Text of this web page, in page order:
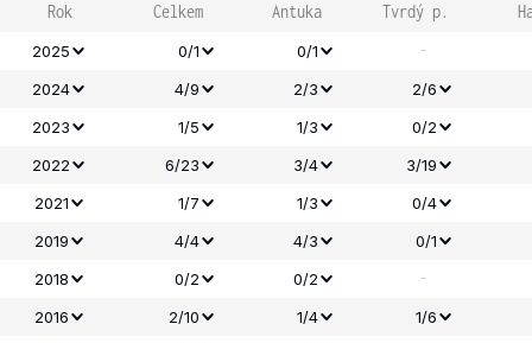
Rok Celkem Antuka Tvrdý p.
2025 0/1 0/1 -
2024 4/9 2/3
2/6
2023
1/5 1/3
0/2
2022
6/23 3/4
3/19
2021
1/7 1/3
0/4
2019
4/4 4/3
0/1
2018
0/2 0/2 -
2016 2/10 1/4
1/6